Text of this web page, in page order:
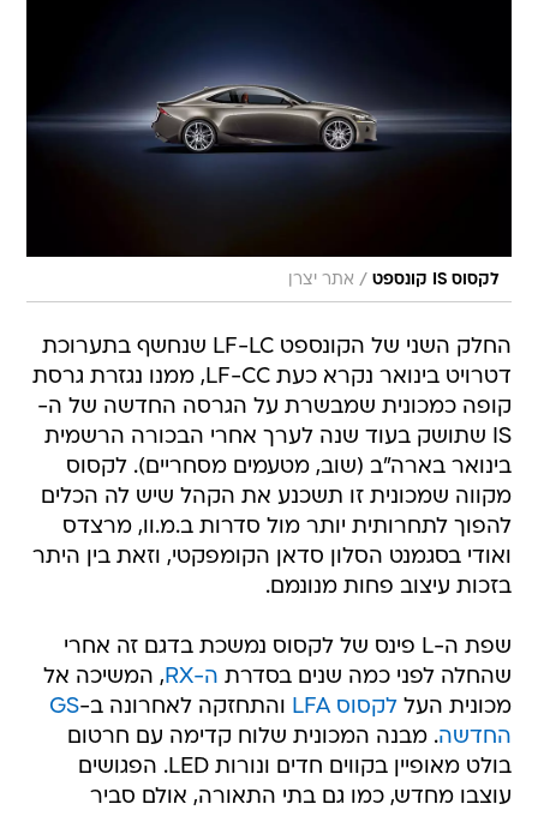
לקסוס IS קונספט / אתר יצרן
החלק השני של הקונספט LF-LC שנחשף בתערוכת
דטרויט בינואר נקרא כעת LF-CC, ממנו נגזרת גרסת
קופה כמכונית שמבשרת על הגרסה החדשה של ה-
IS שתושק בעוד שנה לערך אחרי הבכורה הרשמית
בינואר בארה"ב (שוב, מטעמים מסחריים). לקסוס
מקווה שמכונית זו תשכנע את הקהל שיש לה הכלים
להפוך לתחרותית יותר מול סדרות ב.מ.וו, מרצדס
ואודי בסגמנט הסלון סדאן הקומפקטי, וזאת בין היתר
בזכות עיצוב פחות מנונמם.
שפת ה-L פינס של לקסוס נמשכת בדגם זה אחרי
שהחלה לפני כמה שנים בסדרת ה-RX
, המשיכה אל
מכונית העללקסוס LFA והתחזקה לאחרונה ב-GS
החדשה. מבנה המכונית שלוח קדימה עם חרטום
בולט מאופיין בקווים חדים ונורות LED. הפגושים
עוצבו מחדש, כמו גם בתי התאורה, אולם סביר